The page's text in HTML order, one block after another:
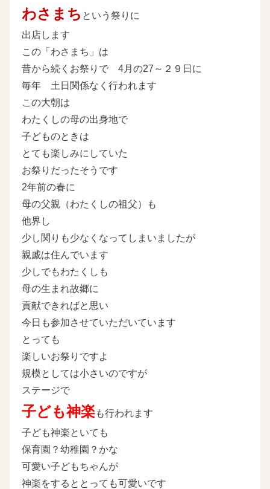
わさまち という祭りに
出店します
この「わさまち」は
昔から続くお祭りで 4月の27～２９日に
毎年 土日関係なく行われます
この大朝は
わたくしの母の出身地で
子どものときは
とても楽しみにしていた
お祭りだったそうです
2年前の春に
母の父親（わたくしの祖父）も
他界し
少し関りも少なくなってしまいましたが
親戚は住んでいます
少しでもわたくしも
母の生まれ故郷に
貢献できればと思い
今日も参加させていただいています
とっても
楽しいお祭りですよ
規模としては小さいのですが
ステージで
子ども神楽も行われます
子ども神楽といても
保育園？幼稚園？かな
可愛い子どもちゃんが
神楽をするととっても可愛いです